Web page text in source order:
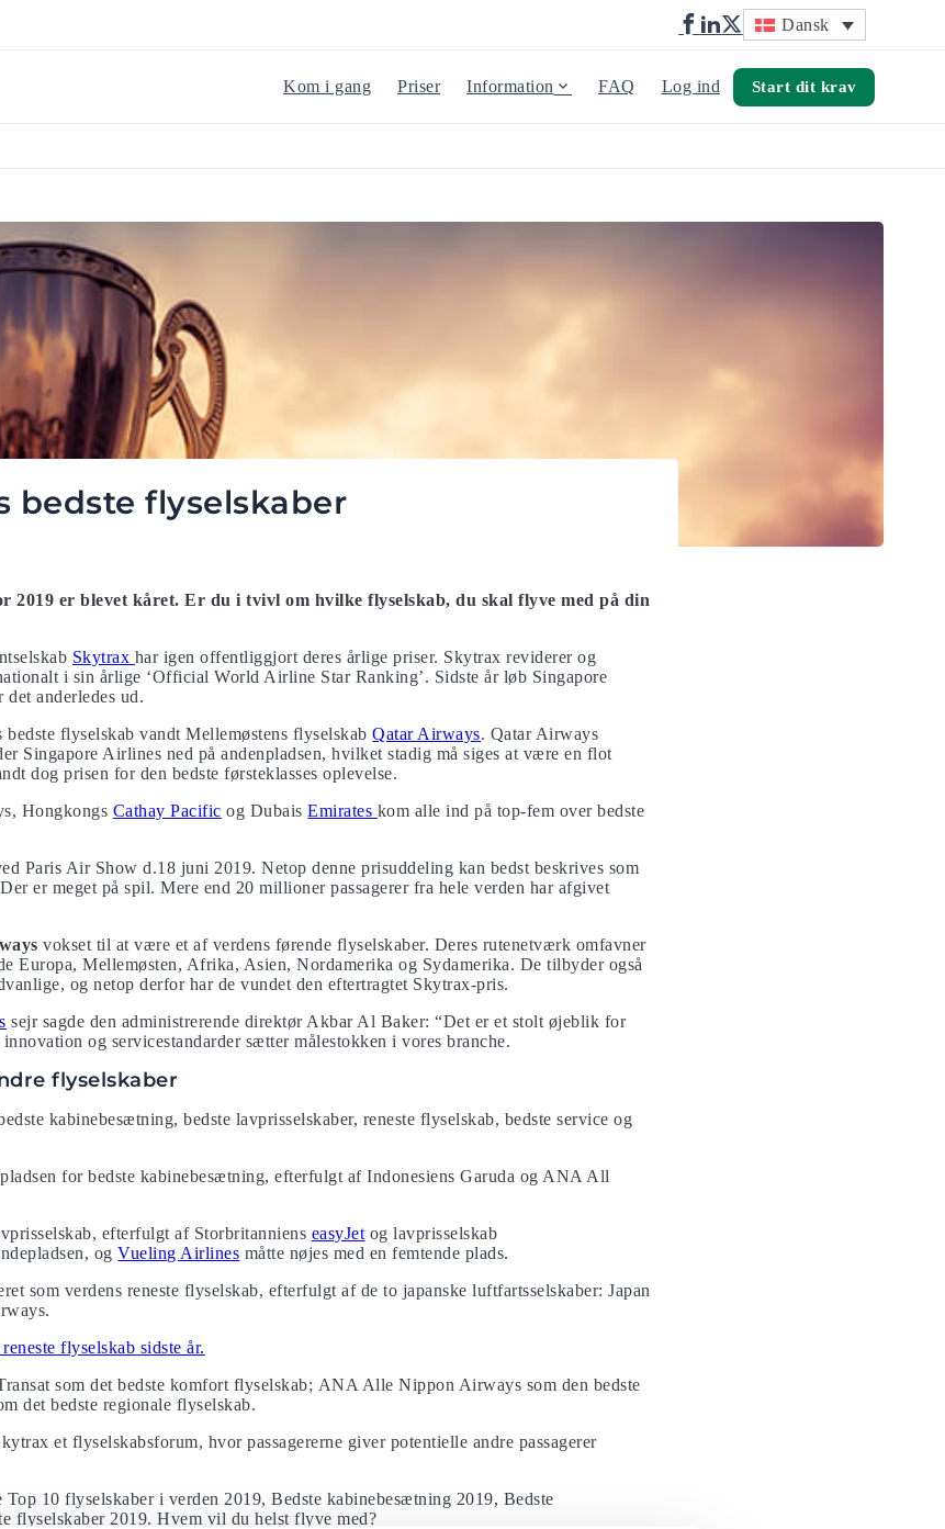
Dansk
Kom i gang Priser Information FAQ Log ind Start dit krav
bedste flyselskaber
2019 er blevet kåret. Er du i tvivl om hvilke flyselskab, du skal flyve med på din
Skytrax har igen offentliggjort deres årlige priser. Skytrax reviderer og
i sin årlige ‘Official World Airline Star Ranking’. Sidste år løb Singapore
anderledes ud.
flyselskab vandt Mellemøstens flyselskabQatar Airways. Qatar Airways
Singapore Airlines ned på andenpladsen, hvilket stadig må siges at være en flot
dog prisen for den bedste førsteklasses oplevelse.
Hongkongs Cathay Pacific og DubaisEmirates kom alle ind på top-fem over bedste
Paris Air Show d.18 juni 2019. Netop denne prisuddeling kan bedst beskrives som
er meget på spil. Mere end 20 millioner passagerer fra hele verden har afgivet
vokset til at være et af verdens førende flyselskaber. Deres rutenetværk omfavner
Europa, Mellemøsten, Afrika, Asien, Nordamerika og Sydamerika. De tilbyder også
og netop derfor har de vundet den eftertragtet Skytrax-pris.
sejr sagde den administrerende direktør Akbar Al Baker: “Det er et stolt øjeblik for
og servicestandarder sætter målestokken i vores branche.
flyselskaber
kabinebesætning, bedste lavprisselskaber, reneste flyselskab, bedste service og
for bedste kabinebesætning, efterfulgt af Indonesiens Garuda og ANA All
efterfulgt af Storbritanniens easyJet og lavprisselskab
ogVueling Airlines måtte nøjes med en femtende plads.
som verdens reneste flyselskab, efterfulgt af de to japanske luftfartsselskaber: Japan
flyselskab sidste år.
som det bedste komfort flyselskab; ANA Alle Nippon Airways som den bedste
det bedste regionale flyselskab.
et flyselskabsforum, hvor passagererne giver potentielle andre passagerer
10 flyselskaber i verden 2019, Bedste kabinebesætning 2019, Bedste
flyselskaber 2019. Hvem vil du helst flyve med?